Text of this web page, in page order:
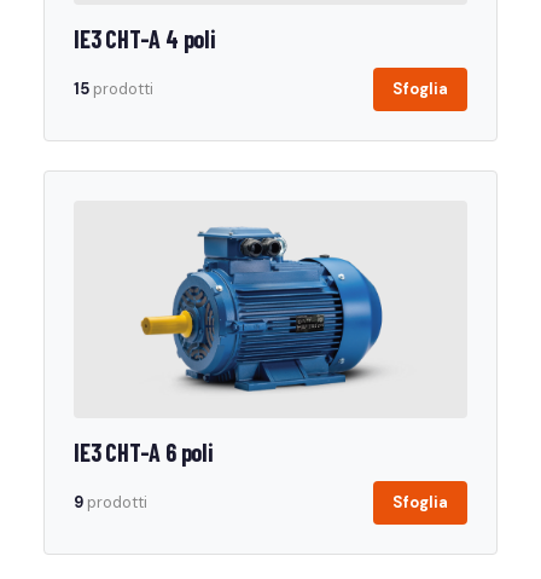
IE3 CHT-A 4 poli
15 prodotti Sfoglia
IE3 CHT-A 6 poli
9 prodotti Sfoglia